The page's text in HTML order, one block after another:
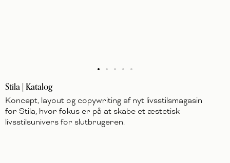
Stila | Katalog
Koncept, layout og copywriting af nyt livsstilsmagasin
for Stila, hvor fokus er på at skabe et æstetisk
livsstilsunivers for slutbrugeren.